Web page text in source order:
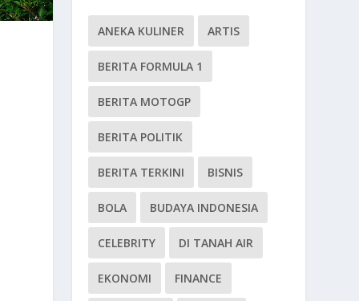
ANEKA KULINER ARTIS
BERITA FORMULA 1
BERITA MOTOGP
BERITA POLITIK
BERITA TERKINI BISNIS
BOLA BUDAYA INDONESIA
CELEBRITY DI TANAH AIR
EKONOMI FINANCE